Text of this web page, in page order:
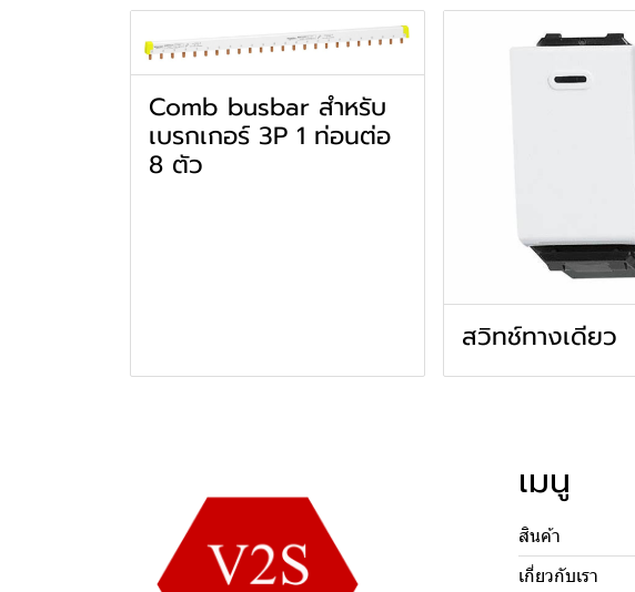
Comb busbar สำหรับ
เบรกเกอร์ 3P 1 ท่อนต่อ
8 ตัว
สวิทช์ทางเดียว
เมนู
สินค้า
เกี่ยวกับเรา